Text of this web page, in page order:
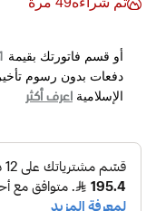
أو قسم فاتورتك بقيمة
دفعات بدون رسوم
الإسلامية اعرف أكثر